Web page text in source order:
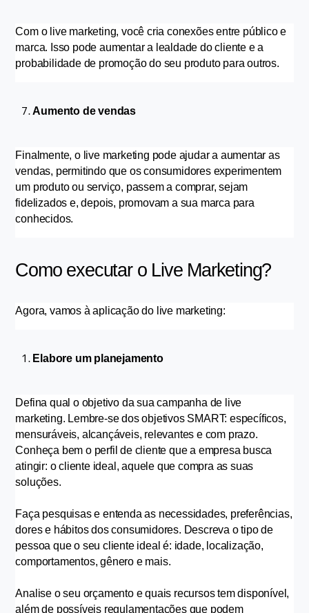
Com o live marketing, você cria conexões entre público e
marca. Isso pode aumentar a lealdade do cliente e a
probabilidade de promoção do seu produto para outros.
Aumento de vendas
Finalmente, o live marketing pode ajudar a aumentar as
vendas, permitindo que os consumidores experimentem
um produto ou serviço, passem a comprar, sejam
fidelizados e, depois, promovam a sua marca para
conhecidos.
Como executar o Live Marketing?
Agora, vamos à aplicação do live marketing:
Elabore um planejamento
Defina qual o objetivo da sua campanha de live
marketing. Lembre-se dos objetivos SMART: específicos,
mensuráveis, alcançáveis, relevantes e com prazo.
Conheça bem o perfil de cliente que a empresa busca
atingir: o cliente ideal, aquele que compra as suas
soluções.
Faça pesquisas e entenda as necessidades, preferências,
dores e hábitos dos consumidores. Descreva o tipo de
pessoa que o seu cliente ideal é: idade, localização,
comportamentos, gênero e mais.
Analise o seu orçamento e quais recursos tem disponível,
além de possíveis regulamentações que podem